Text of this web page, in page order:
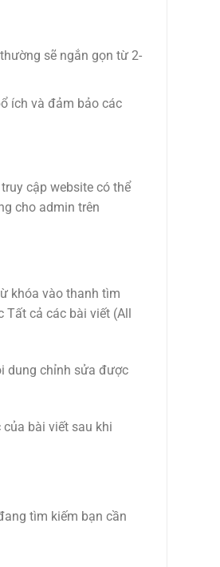
sẽ ngắn gọn từ 2-
ích và đảm bảo các
cập website có thể
cho admin trên
khóa vào thanh tìm
Tất cả các bài viết (All
dung chỉnh sửa được
của bài viết sau khi
tìm kiếm bạn cần